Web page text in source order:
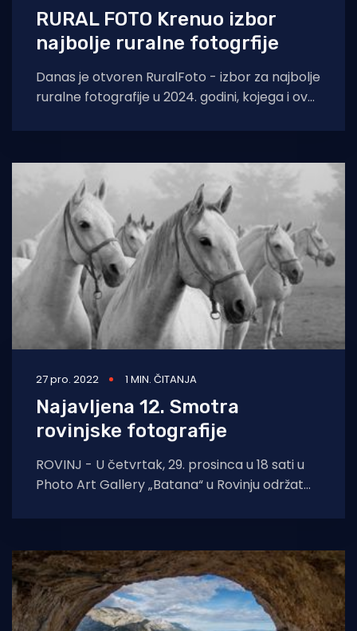
RURAL FOTO Krenuo izbor
najbolje ruralne fotogrfije
Danas je otvoren RuralFoto - izbor za najbolje
ruralne fotografije u 2024. godini, kojega i ove
27 pro. 2022 1 MIN. ČITANJA
Najavljena 12. Smotra
rovinjske fotografije
ROVINJ - U četvrtak, 29. prosinca u 18 sati u
Photo Art Gallery „Batana“ u Rovinju održat